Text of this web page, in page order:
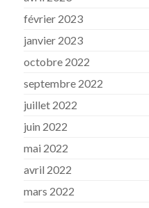
février 2023
janvier 2023
octobre 2022
septembre 2022
juillet 2022
juin 2022
mai 2022
avril 2022
mars 2022